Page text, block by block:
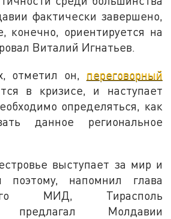
фактически завершено,
конечно, ориентируется на
Виталий Игнатьев.
отметил он, переговорный
в кризисе, и наступает
определяться, как
данное региональное
выступает за мир и
поэтому, напомнил глава
МИД, Тирасполь
предлагал Молдавии